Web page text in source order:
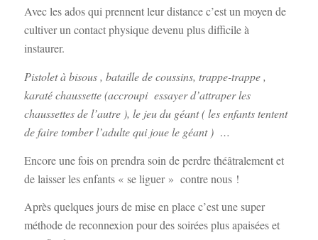
Avec les ados qui prennent leur distance c’est un moyen de
cultiver un contact physique devenu plus difficile à
instaurer.
Pistolet à bisous , bataille de coussins, trappe-trappe ,
karaté chaussette (accroupi essayer d’attraper les
chaussettes de l’autre ), le jeu du géant ( les enfants tentent
de faire tomber l’adulte qui joue le géant ) …
Encore une fois on prendra soin de perdre théâtralement et
de laisser les enfants « se liguer » contre nous !
Après quelques jours de mise en place c’est une super
méthode de reconnexion pour des soirées plus apaisées et